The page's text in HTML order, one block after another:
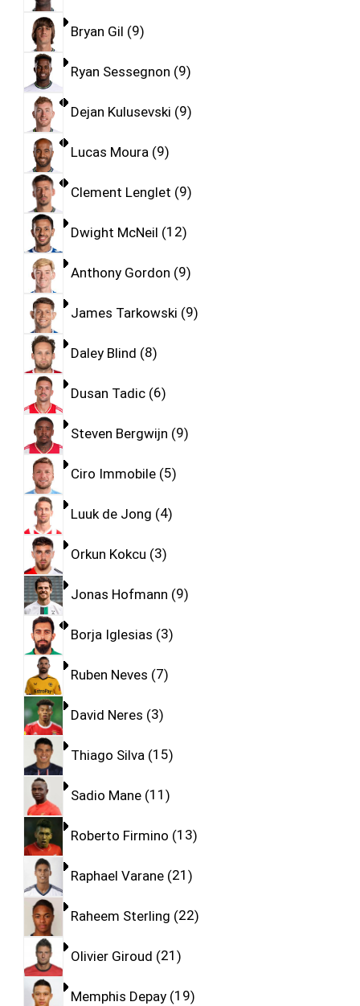
Bryan Gil 9
Ryan Sessegnon 9
Dejan Kulusevski 9
Lucas Moura 9
Clement Lenglet 9
Dwight McNeil 12
Anthony Gordon 9
James Tarkowski 9
Daley Blind 8
Dusan Tadic 6
Steven Bergwijn 9
Ciro Immobile 5
Luuk de Jong 4
Orkun Kokcu 3
Jonas Hofmann 9
Borja Iglesias 3
Ruben Neves 7
David Neres 3
Thiago Silva 15
Sadio Mane 11
Roberto Firmino 13
Raphael Varane 21
Raheem Sterling 22
Olivier Giroud 21
Memphis Depay 19